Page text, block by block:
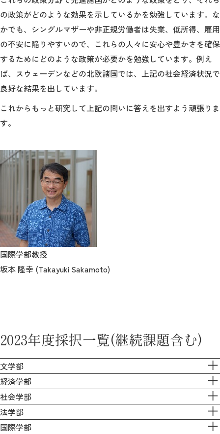
の政策がどのような効果を示しているかを勉強しています。な
かでも、シングルマザーや非正規労働者は失業、低所得、雇用
の不安に陥りやすいので、これらの人々に安心や豊かさを確保
するためにどのような政策が必要かを勉強しています。例え
ば、スウェーデンなどの北欧諸国では、上記の社会経済状況で
良好な結果を出しています。
これからもっと研究して上記の問いに答えを出すよう頑張りま
す。
国際学部教授
坂本 隆幸 (Takayuki Sakamoto)
2023年度採択一覧(継続課題含む)
文学部
経済学部
社会学部
法学部
国際学部